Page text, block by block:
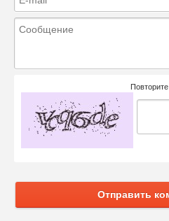
Повторите
Отправить